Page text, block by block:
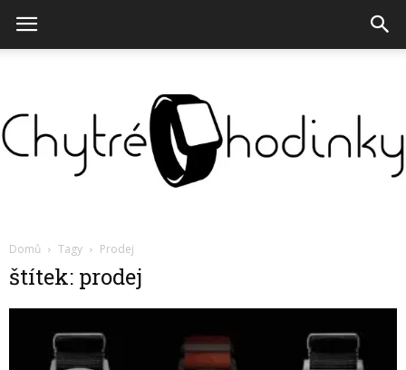
hodinky
Domů Tagy Prodej
štítek: prodej